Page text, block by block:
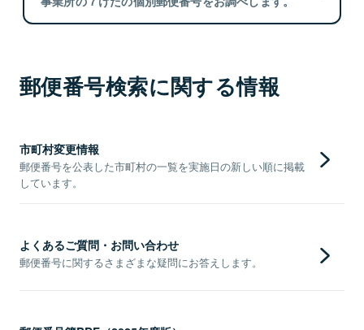
郵便番号検索に関する情報
市町村変更情報
郵便番号を公表した市町村の一覧を実施日の新しい順に掲載
しています。
よくあるご質問・お問い合わせ
郵便番号に関するさまざまな疑問にお答えします。